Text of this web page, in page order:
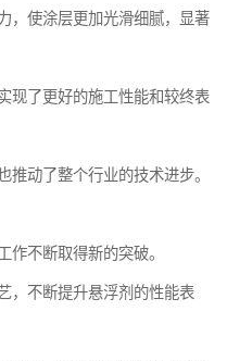
，使涂层更加光滑细腻，显著
现了更好的施工性能和较终表
动了整个行业的技术进步。
作不断取得新的突破。
，不断提升悬浮剂的性能表